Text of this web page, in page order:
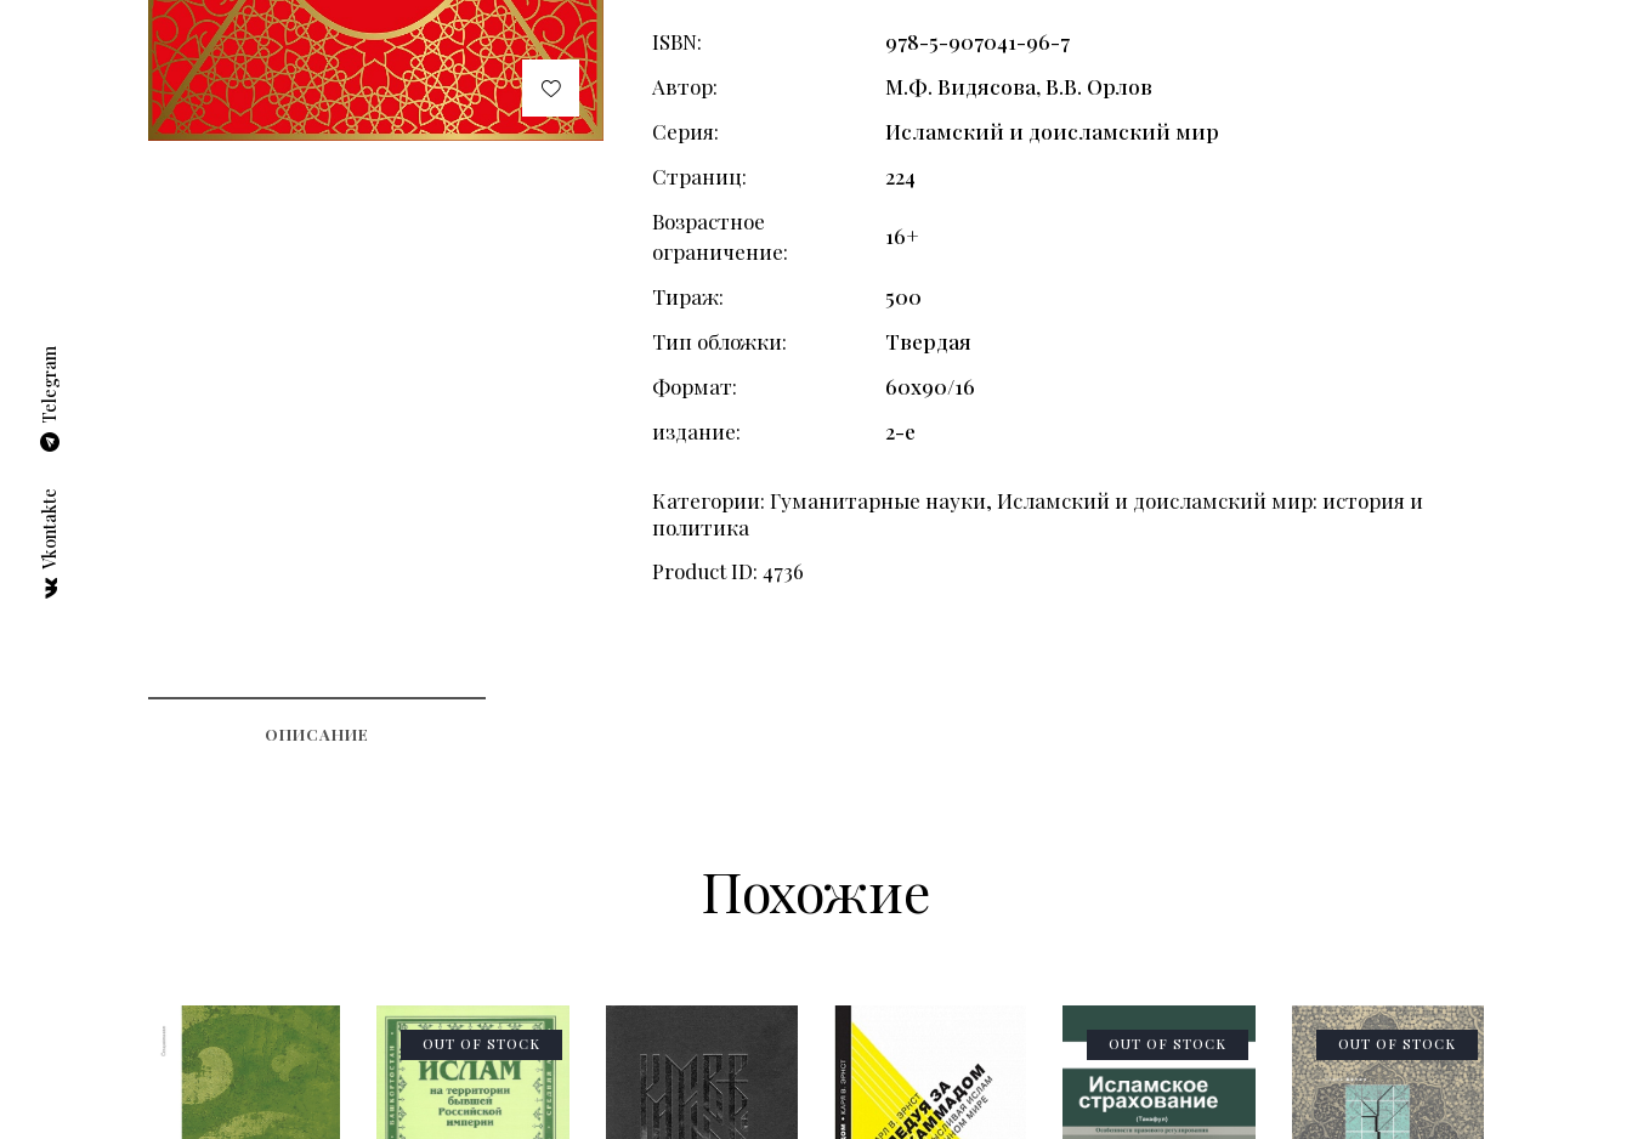
ISBN
978-5-907041-96-7
Автор
М.Ф. Видясова, В.В. Орлов
Серия
Исламский и доисламский мир
Страниц
224
Возрастное
ограничение
16+
Тираж
500
Тип обложки
Твердая
Формат
60х90/16
издание
2-е
Категории:Гуманитарные науки,Исламский и доисламский мир: история и
политика
Product ID:4736
ОПИСАНИЕ
Похожие
OUT OF STOCK OUT OF STOCK OUT OF STOCK
Vkontakte
Telegram